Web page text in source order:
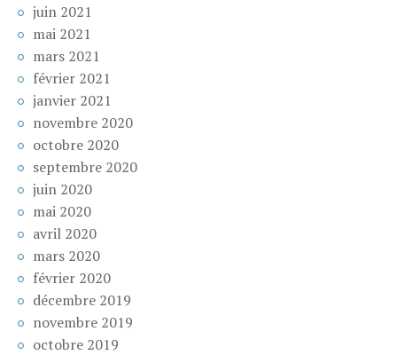
juin 2021
mai 2021
mars 2021
février 2021
janvier 2021
novembre 2020
octobre 2020
septembre 2020
juin 2020
mai 2020
avril 2020
mars 2020
février 2020
décembre 2019
novembre 2019
octobre 2019